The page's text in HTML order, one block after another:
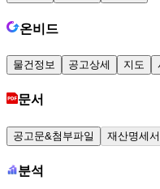
온비드
물건정보 공고상세 지도
문서
공고문&첨부파일 재산명세서
분석